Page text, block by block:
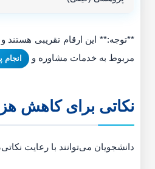
**توجه:** این ارقام تقریبی هستند
مربوط به خدمات مشاوره و
انجام
نکاتی برای کاهش
دانشجویان می‌توانند با رعایت